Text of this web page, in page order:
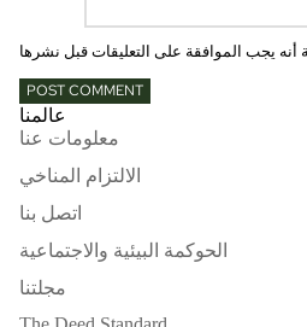
POST COMMENT
عالمنا
معلومات عنا
الالتزام المناخي
اتصل بنا
الحوكمة البيئية والاجتماعية
مجلتنا